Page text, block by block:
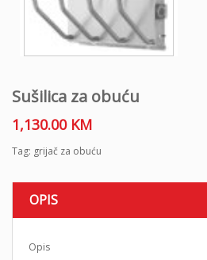
Sušilica za obuću
1,130.00 KM
Tag: grijač za obuću
OPIS
Opis